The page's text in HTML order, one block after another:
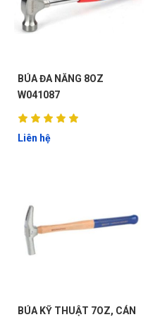
BÚA ĐA NĂNG 8OZ
W041087
Liên hệ
BÚA KỸ THUẬT 7OZ, CÁN